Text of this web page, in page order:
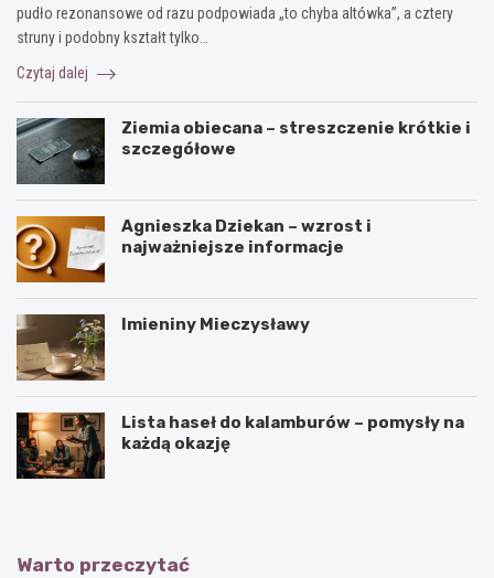
pudło rezonansowe od razu podpowiada „to chyba altówka”, a cztery
struny i podobny kształt tylko…
Czytaj dalej
Ziemia obiecana – streszczenie krótkie i
szczegółowe
Agnieszka Dziekan – wzrost i
najważniejsze informacje
Imieniny Mieczysławy
Lista haseł do kalamburów – pomysły na
każdą okazję
Warto przeczytać